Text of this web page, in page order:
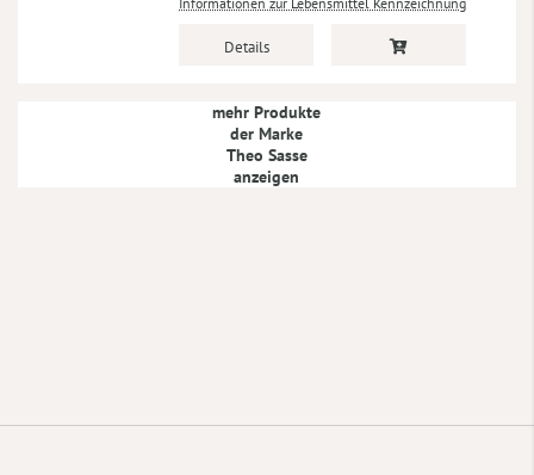
Details
mehr Produkte
der Marke
Theo Sasse
anzeigen